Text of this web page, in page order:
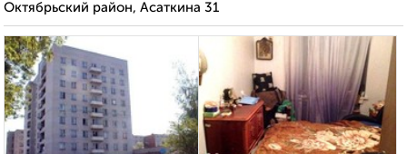
Октябрьский район, Асаткина 31